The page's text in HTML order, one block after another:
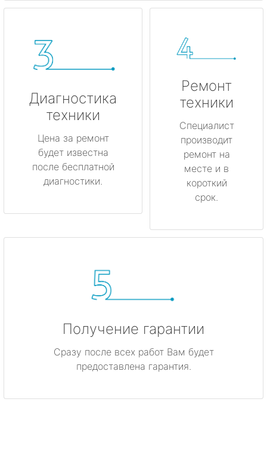
Диагностика
техники
Цена за ремонт
будет известна
после бесплатной
диагностики.
Ремонт
техники
Специалист
производит
ремонт на
месте и в
короткий
срок.
Получение гарантии
Сразу после всех работ Вам будет
предоставлена гарантия.